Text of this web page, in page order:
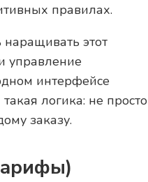
правилах.
этот
управление
интерфейсе
логика: не просто
заказу.